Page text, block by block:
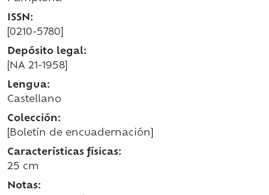
ISSN:
[0210-5780]
Depósito legal:
[NA 21-1958]
Lengua:
Castellano
Colección:
[Boletín de encuadernación]
Características físicas:
25 cm
Notas: